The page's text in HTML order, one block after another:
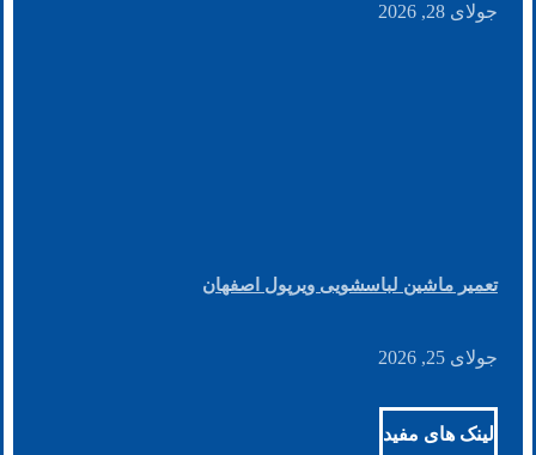
جولای 28, 2026
تعمیر ماشین لباسشویی ویرپول اصفهان
جولای 25, 2026
لینک های مفید